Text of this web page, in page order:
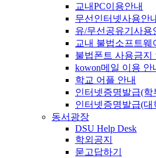
교내PC이용안내
무선인터넷사용안
유/무선공유기사용
교내 불법소프트웨
불법폰트 사용금지
kowon메일 이용 안
학교 어플 안내
인터넷증명발급(학
인터넷증명발급(대
동서광장
DSU Help Desk
학외공지
묻고답하기